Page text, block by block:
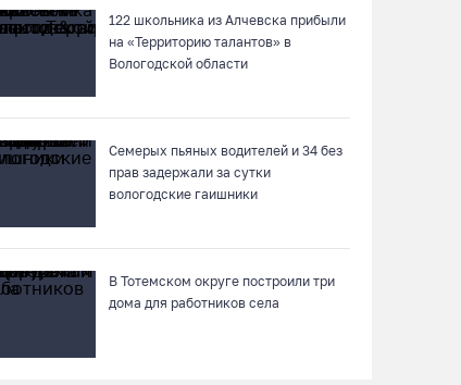
/ 14:42
/ 14:25
задержали с наркотиками:
масса изъятого превысила 527 г
/ 14:20
122 школьника из Алчевска прибыли
на «Территорию талантов» в
Вологодской области
Семерых пьяных водителей и 34 без
прав задержали за сутки
вологодские гаишники
В Тотемском округе построили три
дома для работников села